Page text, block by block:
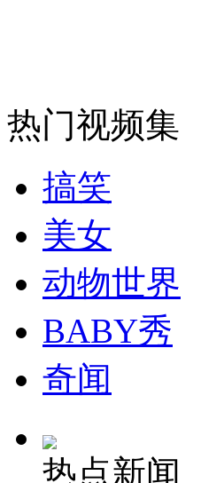
纽约上演“枕头大战”
司机酒驾遇交警 急速倒车逃窜
热门视频集
搞笑
美女
动物世界
BABY秀
奇闻
热点新闻